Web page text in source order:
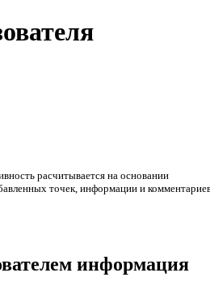
расчитывается на основании
точек, информации и
информация